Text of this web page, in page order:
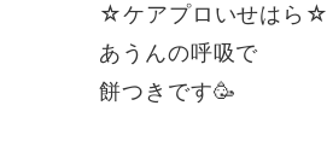
☆ケアプロいせはら☆
あうんの呼吸で
餅つきです🥳